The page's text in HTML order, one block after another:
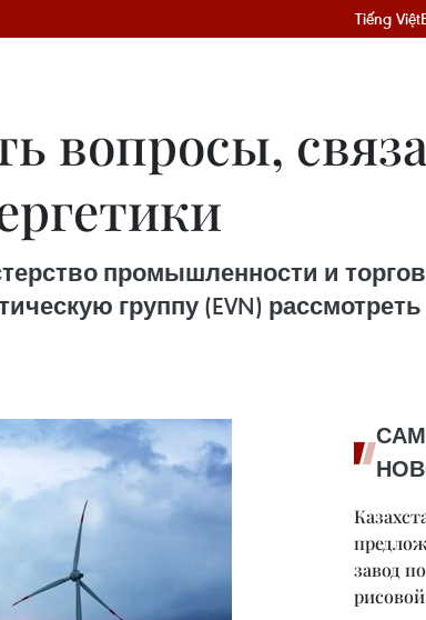
Tiếng Việt
вопросы,
промышленности и
группу (EVN)
завод